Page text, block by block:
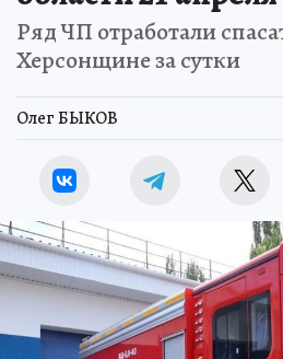
Ряд ЧП отработали
Херсонщине за сутки
Олег БЫКОВ